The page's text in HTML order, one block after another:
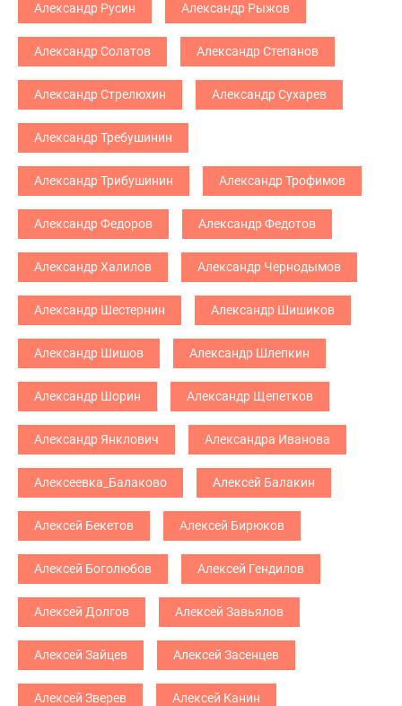
Александр Русин Александр Рыжов
Александр Солатов Александр Степанов
Александр Стрелюхин Александр Сухарев
Александр Требушинин
Александр Трибушинин Александр Трофимов
Александр Федоров Александр Федотов
Александр Халилов Александр Чернодымов
Александр Шестернин Александр Шишиков
Александр Шишов Александр Шлепкин
Александр Шорин Александр Щепетков
Александр Янклович Александра Иванова
Алексеевка_Балаково Алексей Балакин
Алексей Бекетов Алексей Бирюков
Алексей Боголюбов Алексей Гендилов
Алексей Долгов Алексей Завьялов
Алексей Зайцев Алексей Засенцев
Алексей Зверев Алексей Канин